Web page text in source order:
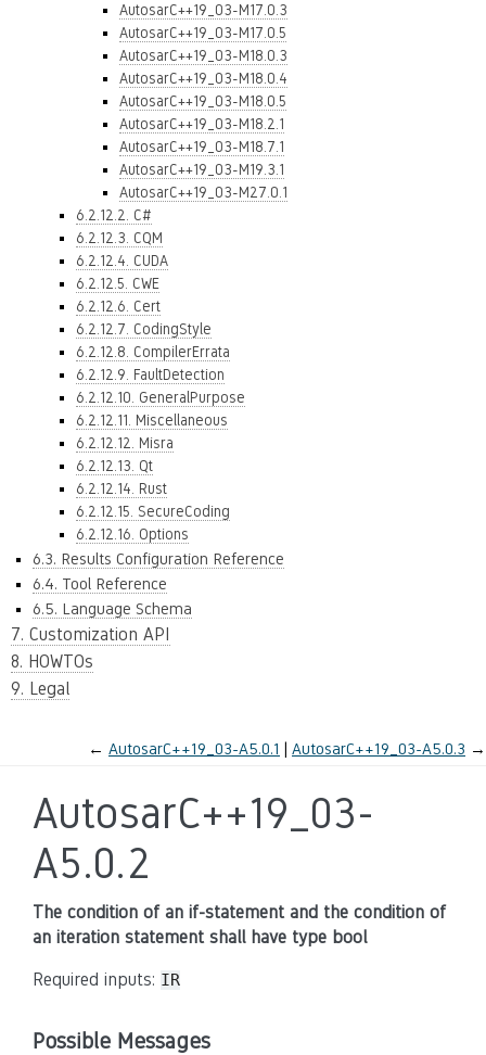
AutosarC++19_03-M17.0.3
AutosarC++19_03-M17.0.5
AutosarC++19_03-M18.0.3
AutosarC++19_03-M18.0.4
AutosarC++19_03-M18.0.5
AutosarC++19_03-M18.2.1
AutosarC++19_03-M18.7.1
AutosarC++19_03-M19.3.1
AutosarC++19_03-M27.0.1
6.2.12.2. C#
6.2.12.3. CQM
6.2.12.4. CUDA
6.2.12.5. CWE
6.2.12.6. Cert
6.2.12.7. CodingStyle
6.2.12.8. CompilerErrata
6.2.12.9. FaultDetection
6.2.12.10. GeneralPurpose
6.2.12.11. Miscellaneous
6.2.12.12. Misra
6.2.12.13. Qt
6.2.12.14. Rust
6.2.12.15. SecureCoding
6.2.12.16. Options
6.3. Results Configuration Reference
6.4. Tool Reference
6.5. Language Schema
7. Customization API
8. HOWTOs
9. Legal
← AutosarC++19_03-A5.0.1 AutosarC++19_03-A5.0.3 →
AutosarC++19_03-
A5.0.2
The condition of an if-statement and the condition of
an iteration statement shall have type bool
Required inputs: IR
Possible Messages